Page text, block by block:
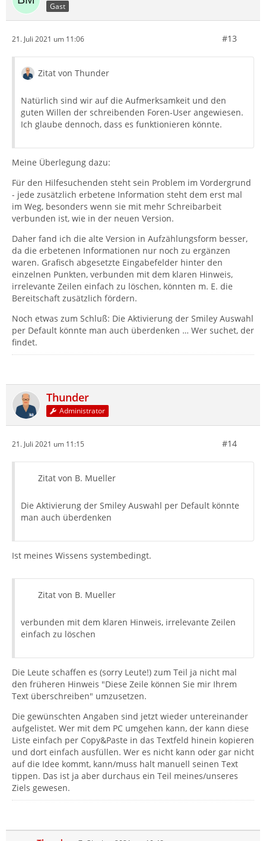
Gast
21. Juli 2021 um 11:06 #13
Zitat von Thunder
Natürlich sind wir auf die Aufmerksamkeit und den
guten Willen der schreibenden Foren-User angewiesen.
Ich glaube dennoch, dass es funktionieren könnte.
Meine Überlegung dazu:
Für den Hilfesuchenden steht sein Problem im Vordergrund
- jede zusätzlich erbetene Information steht dem erst mal
im Weg, besonders wenn sie mit mehr Schreibarbeit
verbunden ist, wie in der neuen Version.
Daher fand ich die alte Version in Aufzählungsform besser,
da die erbetenen Informationen nur noch zu ergänzen
waren. Grafisch abgesetzte Eingabefelder hinter den
einzelnen Punkten, verbunden mit dem klaren Hinweis,
irrelevante Zeilen einfach zu löschen, könnten m. E. die
Bereitschaft zusätzlich fördern.
Noch etwas zum Schluß: Die Aktivierung der Smiley Auswahl
per Default könnte man auch überdenken … Wer suchet, der
findet.
Thunder
Administrator
21. Juli 2021 um 11:15 #14
Zitat von B. Mueller
Die Aktivierung der Smiley Auswahl per Default könnte
man auch überdenken
Ist meines Wissens systembedingt.
Zitat von B. Mueller
verbunden mit dem klaren Hinweis, irrelevante Zeilen
einfach zu löschen
Die Leute schaffen es (sorry Leute!) zum Teil ja nicht mal
den früheren Hinweis "Diese Zeile können Sie mir Ihrem
Text überschreiben" umzusetzen.
Die gewünschten Angaben sind jetzt wieder untereinander
aufgelistet. Wer mit dem PC umgehen kann, der kann diese
Liste einfach per Copy&Paste in das Textfeld hinein kopieren
und dort einfach ausfüllen. Wer es nicht kann oder gar nicht
auf die Idee kommt, kann/muss halt manuell seinen Text
tippen. Das ist ja aber durchaus ein Teil meines/unseres
Ziels gewesen.